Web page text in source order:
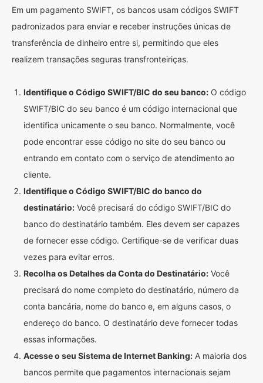
Em um pagamento SWIFT, os bancos usam códigos SWIFT
padronizados para enviar e receber instruções únicas de
transferência de dinheiro entre si, permitindo que eles
realizem transações seguras transfronteiriças.
Identifique o Código SWIFT/BIC do seu banco: O código
SWIFT/BIC do seu banco é um código internacional que
identifica unicamente o seu banco. Normalmente, você
pode encontrar esse código no site do seu banco ou
entrando em contato com o serviço de atendimento ao
cliente.
Identifique o Código SWIFT/BIC do banco do
destinatário: Você precisará do código SWIFT/BIC do
banco do destinatário também. Eles devem ser capazes
de fornecer esse código. Certifique-se de verificar duas
vezes para evitar erros.
Recolha os Detalhes da Conta do Destinatário: Você
precisará do nome completo do destinatário, número da
conta bancária, nome do banco e, em alguns casos, o
endereço do banco. O destinatário deve fornecer todas
essas informações.
Acesse o seu Sistema de Internet Banking: A maioria dos
bancos permite que pagamentos internacionais sejam